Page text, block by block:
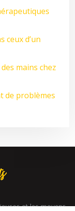
ceux d’un
mains chez
de problèmes
et les moyens